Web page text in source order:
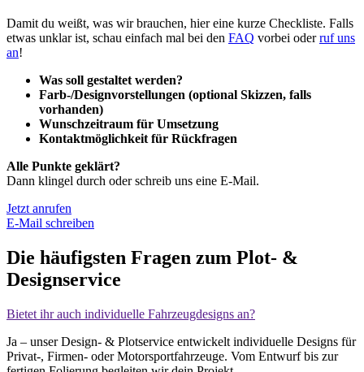
Damit du weißt, was wir brauchen, hier eine kurze Checkliste. Falls
etwas unklar ist, schau einfach mal bei den FAQ vorbei oderruf uns
an!
Was soll gestaltet werden?
Farb-/Designvorstellungen (optional Skizzen, falls
vorhanden)
Wunschzeitraum für Umsetzung
Kontaktmöglichkeit für Rückfragen
Alle Punkte geklärt?
Dann klingel durch oder schreib uns eine E-Mail.
Jetzt anrufen
E-Mail schreiben
Die häufigsten Fragen zum Plot- &
Designservice
Bietet ihr auch individuelle Fahrzeugdesigns an?
Ja – unser Design- & Plotservice entwickelt individuelle Designs für
Privat-, Firmen- oder Motorsportfahrzeuge. Vom Entwurf bis zur